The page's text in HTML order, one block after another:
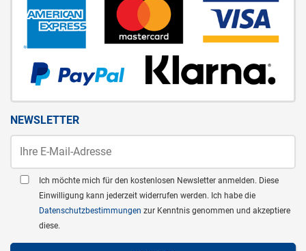
NEWSLETTER
Ich möchte mich für den kostenlosen Newsletter anmelden. Diese
Einwilligung kann jederzeit widerrufen werden. Ich habe die
Datenschutzbestimmungen zur Kenntnis genommen und akzeptiere
diese.